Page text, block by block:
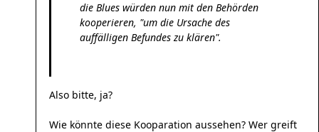
die Blues würden nun mit den Behörden
kooperieren, "um die Ursache des
auffälligen Befundes zu klären".
Also bitte, ja?
Wie könnte diese Kooparation aussehen? Wer greift